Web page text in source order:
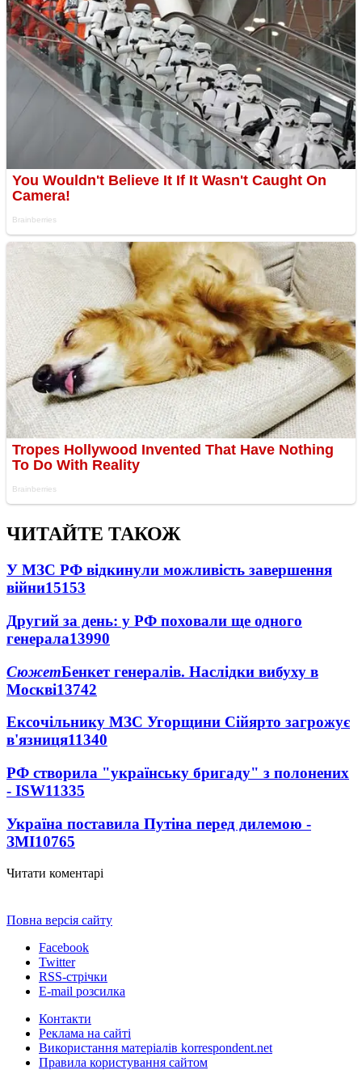
ЧИТАЙТЕ ТАКОЖ
У МЗС РФ відкинули можливість завершення
війни15153
Другий за день: у РФ поховали ще одного
генерала13990
СюжетБенкет генералів. Наслідки вибуху в
Москві13742
Ексочільнику МЗС Угорщини Сійярто загрожує
в'язниця11340
РФ створила "українську бригаду" з полонених
- ISW11335
Україна поставила Путіна перед дилемою -
ЗМІ10765
Читати коментарі
Повна версія сайту
Facebook
Twitter
RSS-стрічки
E-mail розсилка
Контакти
Реклама на сайті
Використання матеріалів korrespondent.net
Правила користування сайтом